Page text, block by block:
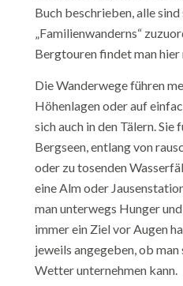
Buch beschrieben, alle
„Familienwanderns“
Bergtouren findet man hier
Die Wanderwege führen
Höhenlagen oder auf
sich auch in den Tälern. Sie
Bergseen, entlang von
oder zu tosenden
eine Alm oder
man unterwegs Hunger
immer ein Ziel vor Augen
jeweils angegeben, ob
Wetter unternehmen kann.